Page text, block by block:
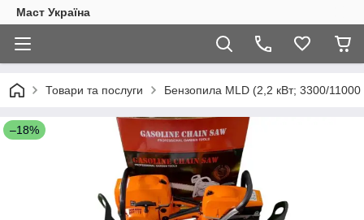
Маст Україна
Товари та послуги Бензопила MLD (2,2 кВт; 3300/11000
–18%